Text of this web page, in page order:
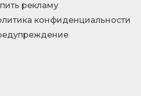
рекламу
конфиденциальности